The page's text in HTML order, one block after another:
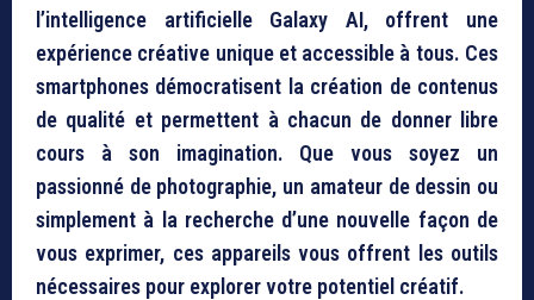
l’intelligence artificielle Galaxy AI, offrent une
expérience créative unique et accessible à tous. Ces
smartphones démocratisent la création de contenus
de qualité et permettent à chacun de donner libre
cours à son imagination. Que vous soyez un
passionné de photographie, un amateur de dessin ou
simplement à la recherche d’une nouvelle façon de
vous exprimer, ces appareils vous offrent les outils
nécessaires pour explorer votre potentiel créatif.